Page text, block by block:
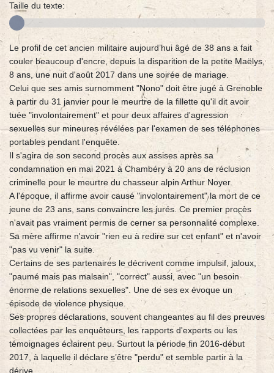
Taille du texte:
Le profil de cet ancien militaire aujourd’hui âgé de 38 ans a fait
couler beaucoup d'encre, depuis la disparition de la petite Maëlys,
8 ans, une nuit d'août 2017 dans une soirée de mariage.
Celui que ses amis surnomment "Nono" doit être jugé à Grenoble
à partir du 31 janvier pour le meurtre de la fillette qu'il dit avoir
tuée "involontairement" et pour deux affaires d'agression
sexuelles sur mineures révélées par l'examen de ses téléphones
portables pendant l'enquête.
Il s'agira de son second procès aux assises après sa
condamnation en mai 2021 à Chambéry à 20 ans de réclusion
criminelle pour le meurtre du chasseur alpin Arthur Noyer.
A l'époque, il affirme avoir causé "involontairement" la mort de ce
jeune de 23 ans, sans convaincre les jurés. Ce premier procès
n'avait pas vraiment permis de cerner sa personnalité complexe.
Sa mère affirme n'avoir "rien eu à redire sur cet enfant" et n'avoir
"pas vu venir" la suite.
Certains de ses partenaires le décrivent comme impulsif, jaloux,
"paumé mais pas malsain", "correct" aussi, avec "un besoin
énorme de relations sexuelles". Une de ses ex évoque un
épisode de violence physique.
Ses propres déclarations, souvent changeantes au fil des preuves
collectées par les enquêteurs, les rapports d'experts ou les
témoignages éclairent peu. Surtout la période fin 2016-début
2017, à laquelle il déclare s’être "perdu" et semble partir à la
dérive.